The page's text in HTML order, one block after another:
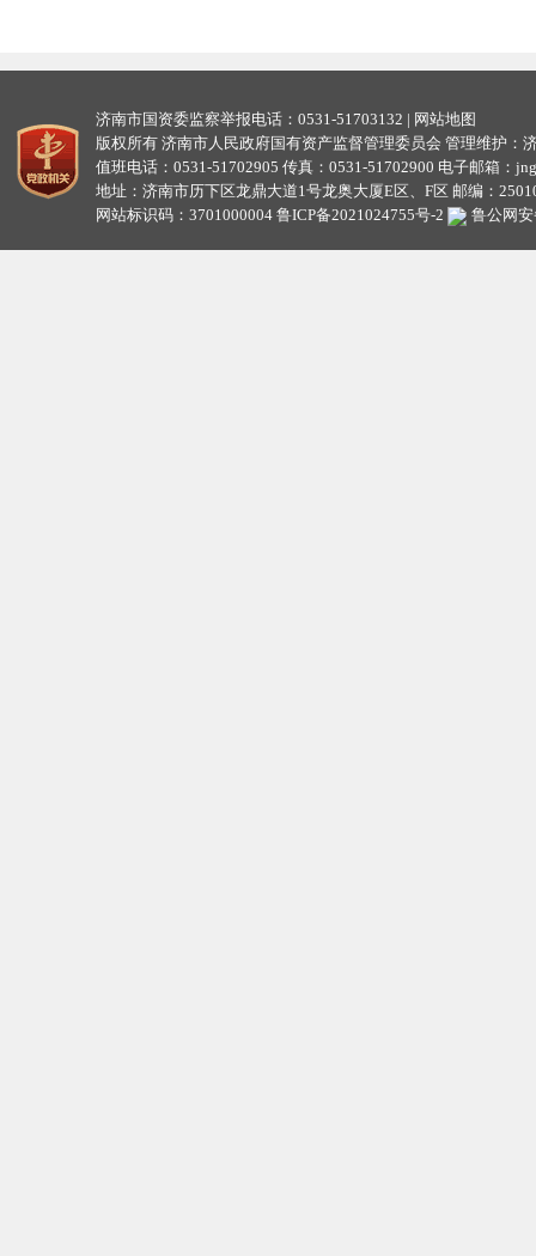
济南市国资委监察举报电话：0531-51703132 | 网站地图
版权所有 济南市人民政府国有资产监督管理委员会 管理维护：
值班电话：0531-51702905 传真：0531-51702900 电子邮箱：
地址：济南市历下区龙鼎大道1号龙奥大厦E区、F区 邮编：
网站标识码：3701000004 鲁ICP备2021024755号-2 鲁公网